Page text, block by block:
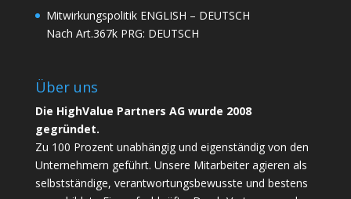
Mitwirkungspolitik ENGLISH – DEUTSCH
Nach Art.367k PRG: DEUTSCH
Über uns
Die HighValue Partners AG wurde 2008
gegründet.
Zu 100 Prozent unabhängig und eigenständig von den
Unternehmern geführt. Unsere Mitarbeiter agieren als
selbstständige, verantwortungsbewusste und bestens